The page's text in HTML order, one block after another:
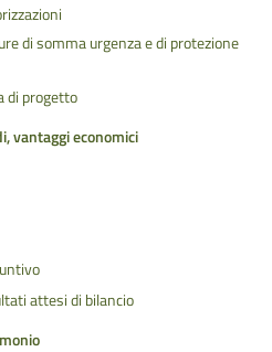
di somma urgenza e di protezione
di progetto
vantaggi economici
attesi di bilancio